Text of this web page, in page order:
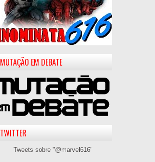
MUTAÇÃO EM DEBATE
TWITTER
Tweets sobre "@marvel616"